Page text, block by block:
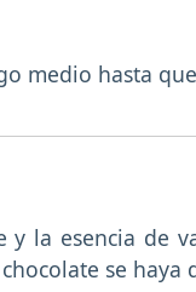
medio hasta
y la esencia de
se